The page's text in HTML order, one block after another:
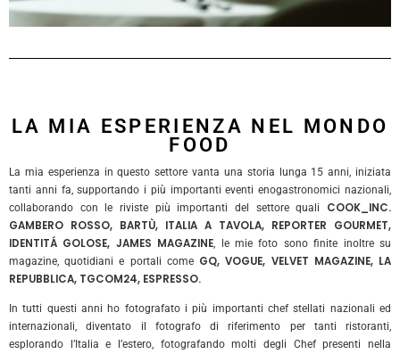
LA MIA ESPERIENZA NEL MONDO
FOOD
La mia esperienza in questo settore vanta una storia lunga 15 anni, iniziata
tanti anni fa, supportando i più importanti eventi enogastronomici nazionali,
collaborando con le riviste più importanti del settore quali COOK_INC.
GAMBERO ROSSO, BARTÙ, ITALIA A TAVOLA, REPORTER GOURMET,
IDENTITÁ GOLOSE, JAMES MAGAZINE, le mie foto sono finite inoltre su
magazine, quotidiani e portali come GQ, VOGUE, VELVET MAGAZINE, LA
REPUBBLICA, TGCOM24, ESPRESSO.
In tutti questi anni ho fotografato i più importanti chef stellati nazionali ed
internazionali, diventato il fotografo di riferimento per tanti ristoranti,
esplorando l’Italia e l’estero, fotografando molti degli Chef presenti nella